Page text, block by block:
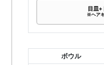
目皿+
※ヘア
ボウル